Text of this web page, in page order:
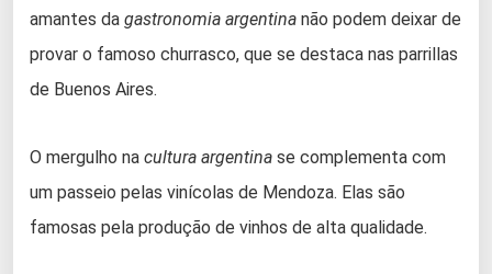
amantes da gastronomia argentina não podem deixar de
provar o famoso churrasco, que se destaca nas parrillas
de Buenos Aires.
O mergulho na cultura argentina se complementa com
um passeio pelas vinícolas de Mendoza. Elas são
famosas pela produção de vinhos de alta qualidade.